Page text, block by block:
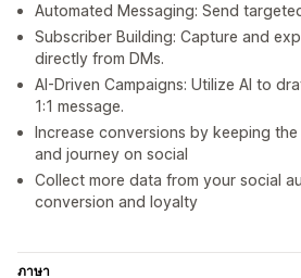
Automated Messaging: Send
Subscriber Building: Capture and
directly from DMs.
AI-Driven Campaigns: Utilize AI to
1:1 message.
Increase conversions by keeping
and journey on social
Collect more data from your social
conversion and loyalty
ภาษา